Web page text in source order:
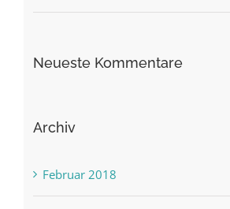
Neueste Kommentare
Archiv
Februar 2018